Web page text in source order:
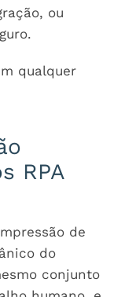
ou
qualquer
RPA
de
do
conjunto